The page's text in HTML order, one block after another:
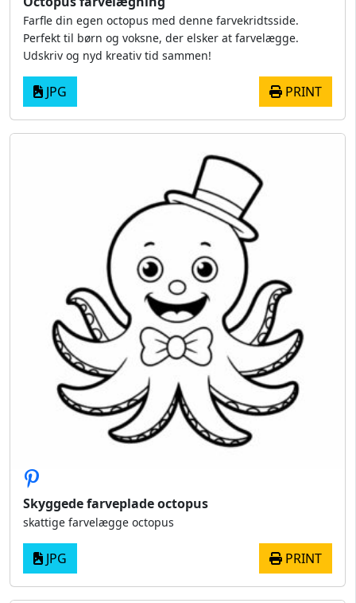
Farfle din egen octopus med denne farvekridtsside.
Perfekt til børn og voksne, der elsker at farvelægge.
Udskriv og nyd kreativ tid sammen!
JPG PRINT
Skyggede farveplade octopus
skattige farvelægge octopus
JPG PRINT